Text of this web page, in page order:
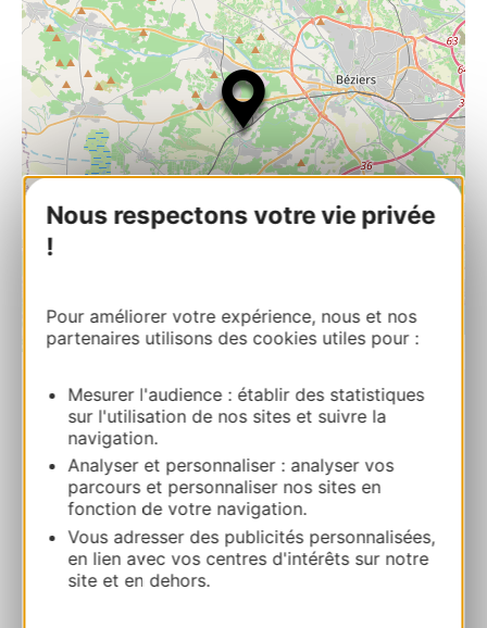
Nous respectons votre vie privée
!
Pour améliorer votre expérience, nous et nos
partenaires utilisons des cookies utiles pour :
Mesurer l'audience : établir des statistiques
sur l'utilisation de nos sites et suivre la
navigation.
Analyser et personnaliser : analyser vos
parcours et personnaliser nos sites en
fonction de votre navigation.
Vous adresser des publicités personnalisées,
en lien avec vos centres d'intérêts sur notre
site et en dehors.
Leaflet| Map data ©OpenStreetMap contributors
LE DOMAINE D’ENSERUNE
Promenade de l’ancien stade 34440
COLOMBIERS
Bereken uw route
+33 4 79 75 75 20